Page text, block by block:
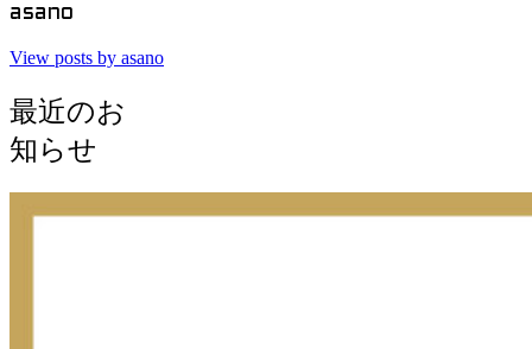
asano
View posts by asano
最近のお
知らせ